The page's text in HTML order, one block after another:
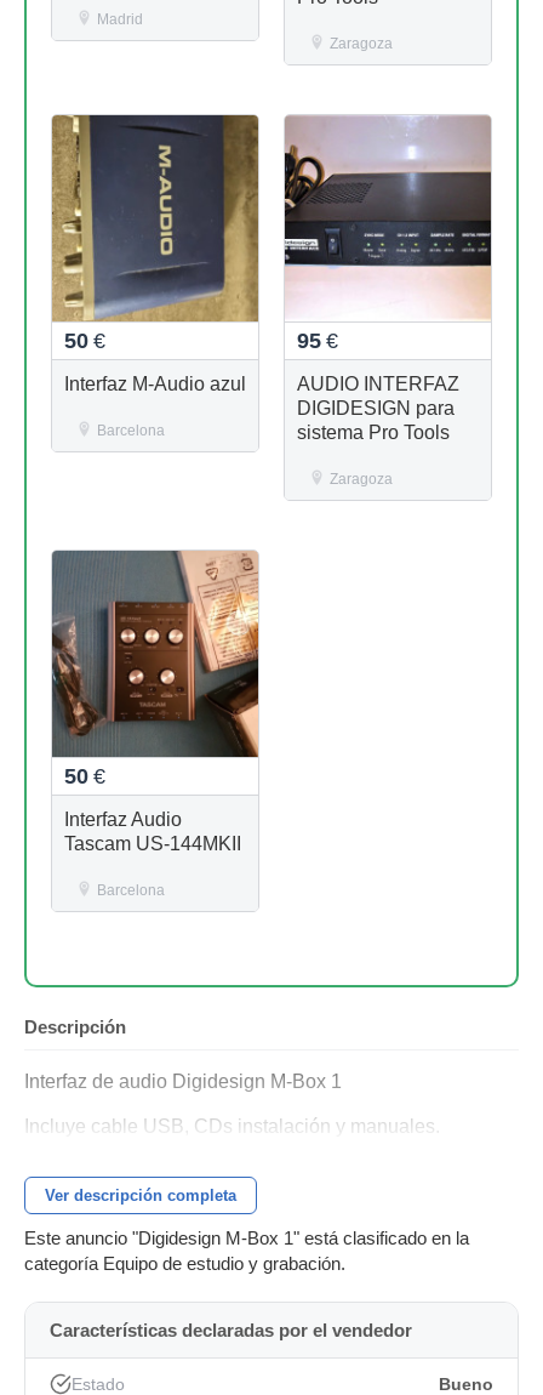
Madrid
Zaragoza
50 €
Interfaz M-Audio azul
Barcelona
95 €
AUDIO INTERFAZ
DIGIDESIGN para
sistema Pro Tools
Zaragoza
50 €
Interfaz Audio
Tascam US-144MKII
Barcelona
Descripción
Interfaz de audio Digidesign M-Box 1
Incluye cable USB, CDs instalación y manuales.
Ver descripción completa
Este anuncio "Digidesign M-Box 1" está clasificado en la
categoría Equipo de estudio y grabación.
Características declaradas por el vendedor
Estado Bueno